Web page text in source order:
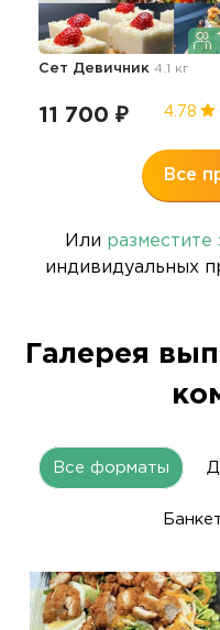
Сет Девичник 4.1 кг
11 700 ₽ 4.78
Все
Или разместите
индивидуальных
Галерея
Все форматы